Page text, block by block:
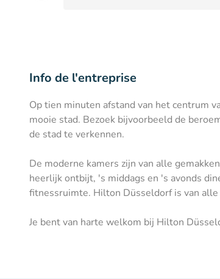
Info de l'entreprise
Op tien minuten afstand van het centrum
mooie stad. Bezoek bijvoorbeeld de
de stad te verkennen.
De moderne kamers zijn van alle
heerlijk ontbijt, 's middags en 's avonds
fitnessruimte. Hilton Düsseldorf is van alle
Je bent van harte welkom bij Hilton